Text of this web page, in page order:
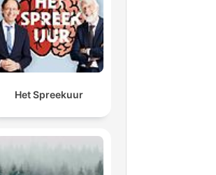
Het Spreekuur